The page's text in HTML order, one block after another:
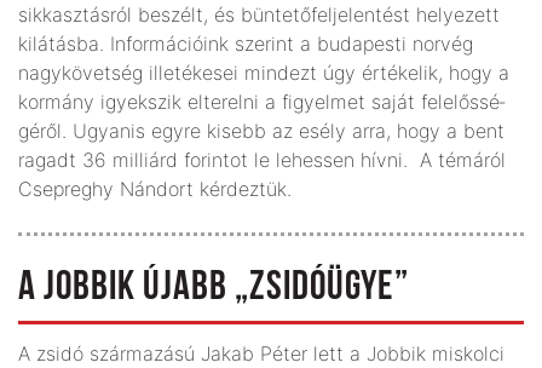
sikkasztásról beszélt, és büntető­feljelentést helyezett
kilátásba. Információink szerint a budapesti norvég
nagykövetség illetékesei mindezt úgy értékelik, hogy a
kormány igyekszik elterelni a figyelmet saját felelős­sé­
géről. Ugyanis egyre kisebb az esély arra, hogy a bent
ragadt 36 milliárd forintot le lehessen hívni. A témáról
Csepreghy Nándort kérdeztük.
A JOBBIK ÚJABB „ZSIDÓÜGYE”
A zsidó származású Jakab Péter lett a Jobbik miskolci